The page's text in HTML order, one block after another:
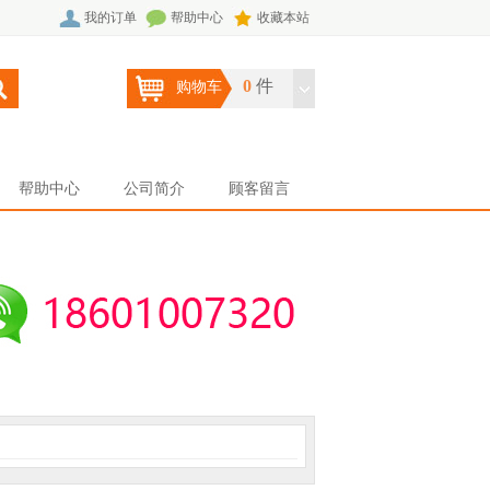
我的订单 帮助中心 收藏本站
购物车 0 件
帮助中心 公司简介 顾客留言